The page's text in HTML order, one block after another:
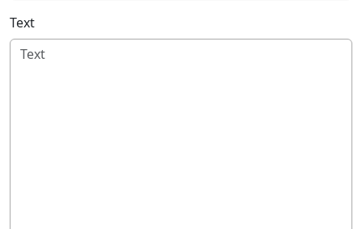
Text